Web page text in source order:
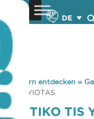
DE
»Zypern entdecken »
TIS YIOTAS
SPITIKO TIS